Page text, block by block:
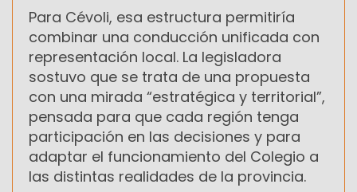
Para Cévoli, esa estructura permitiría
combinar una conducción unificada con
representación local. La legisladora
sostuvo que se trata de una propuesta
con una mirada “estratégica y territorial”,
pensada para que cada región tenga
participación en las decisiones y para
adaptar el funcionamiento del Colegio a
las distintas realidades de la provincia.